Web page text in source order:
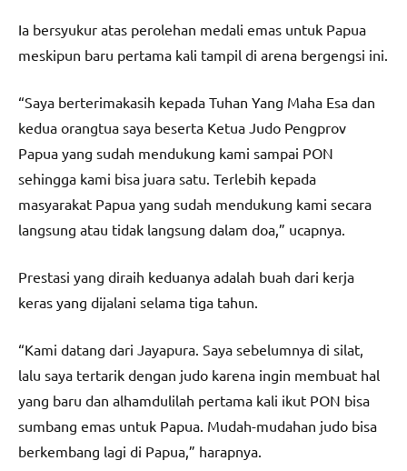
Ia bersyukur atas perolehan medali emas untuk Papua
meskipun baru pertama kali tampil di arena bergengsi ini.
“Saya berterimakasih kepada Tuhan Yang Maha Esa dan
kedua orangtua saya beserta Ketua Judo Pengprov
Papua yang sudah mendukung kami sampai PON
sehingga kami bisa juara satu. Terlebih kepada
masyarakat Papua yang sudah mendukung kami secara
langsung atau tidak langsung dalam doa,” ucapnya.
Prestasi yang diraih keduanya adalah buah dari kerja
keras yang dijalani selama tiga tahun.
“Kami datang dari Jayapura. Saya sebelumnya di silat,
lalu saya tertarik dengan judo karena ingin membuat hal
yang baru dan alhamdulilah pertama kali ikut PON bisa
sumbang emas untuk Papua. Mudah-mudahan judo bisa
berkembang lagi di Papua,” harapnya.